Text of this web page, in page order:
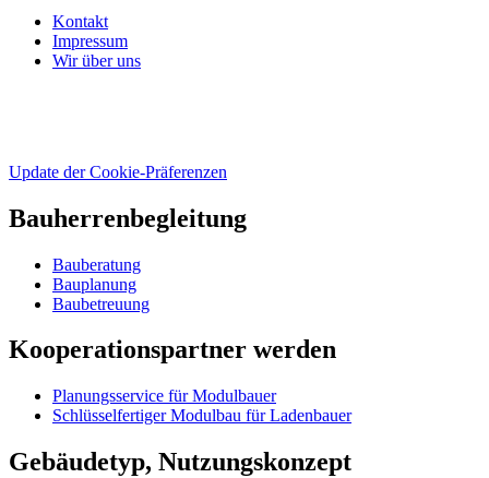
Kontakt
Impressum
Wir über uns
Update der Cookie-Präferenzen
Bauherrenbegleitung
Bauberatung
Bauplanung
Baubetreuung
Kooperationspartner werden
Planungsservice für Modulbauer
Schlüsselfertiger Modulbau für Ladenbauer
Gebäudetyp, Nutzungskonzept